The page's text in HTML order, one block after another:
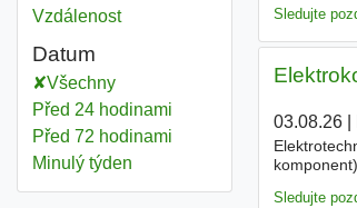
Vzdálenost
Datum
Všechny
Před 24 hodinami
Před 72 hodinami
Minulý týden
Sledujte
03.08.26|
Sledujte